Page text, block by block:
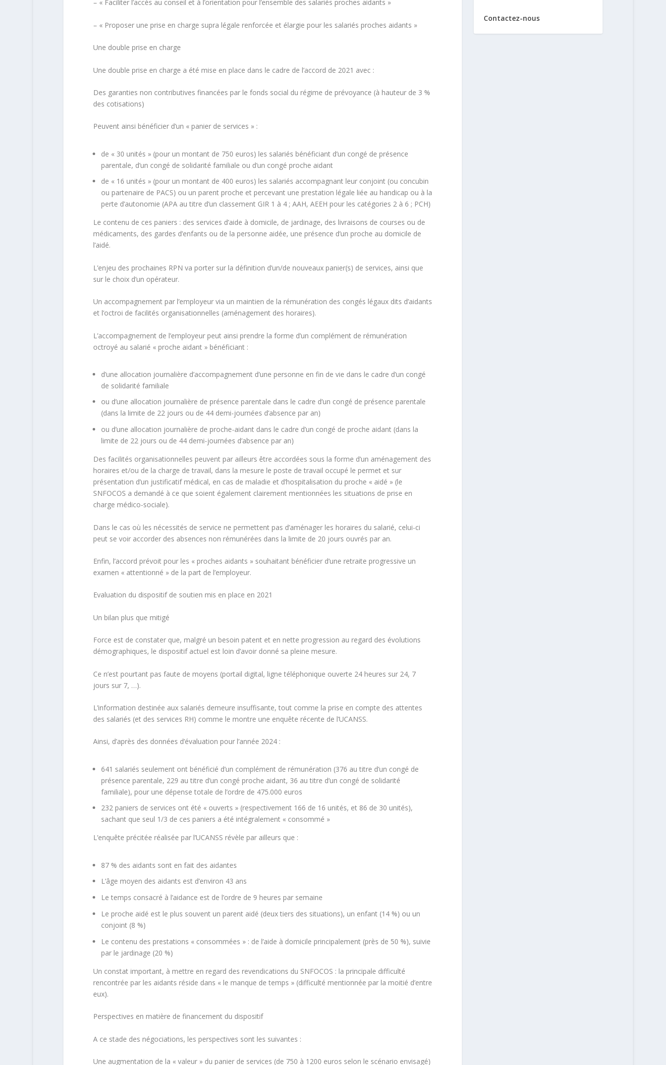
– « Faciliter l’accès au conseil et à l’orientation pour l’ensemble des salariés proches aidants »
– « Proposer une prise en charge supra légale renforcée et élargie pour les salariés proches aidants »
Une double prise en charge
Une double prise en charge a été mise en place dans le cadre de l’accord de 2021 avec :
Des garanties non contributives financées par le fonds social du régime de prévoyance (à hauteur de 3 %
des cotisations)
Peuvent ainsi bénéficier d’un « panier de services » :
de « 30 unités » (pour un montant de 750 euros) les salariés bénéficiant d’un congé de présence
parentale, d’un congé de solidarité familiale ou d’un congé proche aidant
de « 16 unités » (pour un montant de 400 euros) les salariés accompagnant leur conjoint (ou concubin
ou partenaire de PACS) ou un parent proche et percevant une prestation légale liée au handicap ou à la
perte d’autonomie (APA au titre d’un classement GIR 1 à 4 ; AAH, AEEH pour les catégories 2 à 6 ; PCH)
Le contenu de ces paniers : des services d’aide à domicile, de jardinage, des livraisons de courses ou de
médicaments, des gardes d’enfants ou de la personne aidée, une présence d’un proche au domicile de
l’aidé.
L’enjeu des prochaines RPN va porter sur la définition d’un/de nouveaux panier(s) de services, ainsi que
sur le choix d’un opérateur.
Un accompagnement par l’employeur via un maintien de la rémunération des congés légaux dits d’aidants
et l’octroi de facilités organisationnelles (aménagement des horaires).
L’accompagnement de l’employeur peut ainsi prendre la forme d’un complément de rémunération
octroyé au salarié « proche aidant » bénéficiant :
d’une allocation journalière d’accompagnement d’une personne en fin de vie dans le cadre d’un congé
de solidarité familiale
ou d’une allocation journalière de présence parentale dans le cadre d’un congé de présence parentale
(dans la limite de 22 jours ou de 44 demi-journées d’absence par an)
ou d’une allocation journalière de proche-aidant dans le cadre d’un congé de proche aidant (dans la
limite de 22 jours ou de 44 demi-journées d’absence par an)
Des facilités organisationnelles peuvent par ailleurs être accordées sous la forme d’un aménagement des
horaires et/ou de la charge de travail, dans la mesure le poste de travail occupé le permet et sur
présentation d’un justificatif médical, en cas de maladie et d’hospitalisation du proche « aidé » (le
SNFOCOS a demandé à ce que soient également clairement mentionnées les situations de prise en
charge médico-sociale).
Dans le cas où les nécessités de service ne permettent pas d’aménager les horaires du salarié, celui-ci
peut se voir accorder des absences non rémunérées dans la limite de 20 jours ouvrés par an.
Enfin, l’accord prévoit pour les « proches aidants » souhaitant bénéficier d’une retraite progressive un
examen « attentionné » de la part de l’employeur.
Evaluation du dispositif de soutien mis en place en 2021
Un bilan plus que mitigé
Force est de constater que, malgré un besoin patent et en nette progression au regard des évolutions
démographiques, le dispositif actuel est loin d’avoir donné sa pleine mesure.
Ce n’est pourtant pas faute de moyens (portail digital, ligne téléphonique ouverte 24 heures sur 24, 7
jours sur 7, …).
L’information destinée aux salariés demeure insuffisante, tout comme la prise en compte des attentes
des salariés (et des services RH) comme le montre une enquête récente de l’UCANSS.
Ainsi, d’après des données d’évaluation pour l’année 2024 :
641 salariés seulement ont bénéficié d’un complément de rémunération (376 au titre d’un congé de
présence parentale, 229 au titre d’un congé proche aidant, 36 au titre d’un congé de solidarité
familiale), pour une dépense totale de l’ordre de 475.000 euros
232 paniers de services ont été « ouverts » (respectivement 166 de 16 unités, et 86 de 30 unités),
sachant que seul 1/3 de ces paniers a été intégralement « consommé »
L’enquête précitée réalisée par l’UCANSS révèle par ailleurs que :
87 % des aidants sont en fait des aidantes
L’âge moyen des aidants est d’environ 43 ans
Le temps consacré à l’aidance est de l’ordre de 9 heures par semaine
Le proche aidé est le plus souvent un parent aidé (deux tiers des situations), un enfant (14 %) ou un
conjoint (8 %)
Le contenu des prestations « consommées » : de l’aide à domicile principalement (près de 50 %), suivie
par le jardinage (20 %)
Un constat important, à mettre en regard des revendications du SNFOCOS : la principale difficulté
rencontrée par les aidants réside dans « le manque de temps » (difficulté mentionnée par la moitié d’entre
eux).
Perspectives en matière de financement du dispositif
A ce stade des négociations, les perspectives sont les suivantes :
Une augmentation de la « valeur » du panier de services (de 750 à 1200 euros selon le scénario envisagé)
Contactez-nous